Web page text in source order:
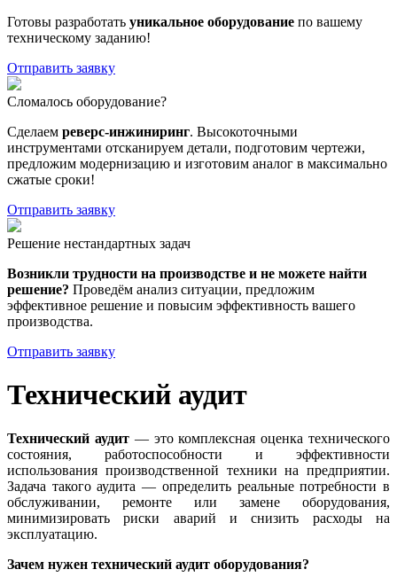
Готовы разработать уникальное оборудование по вашему
техническому заданию!
Отправить заявку
Сломалось оборудование?
Сделаем реверс-инжиниринг. Высокоточными
инструментами отсканируем детали, подготовим чертежи,
предложим модернизацию и изготовим аналог в максимально
сжатые сроки!
Отправить заявку
Решение нестандартных задач
Возникли трудности на производстве и не можете найти
решение? Проведём анализ ситуации, предложим
эффективное решение и повысим эффективность вашего
производства.
Отправить заявку
Технический аудит
Технический аудит— это комплексная оценка технического
состояния, работоспособности и эффективности
использования производственной техники на предприятии.
Задача такого аудита — определить реальные потребности в
обслуживании, ремонте или замене оборудования,
минимизировать риски аварий и снизить расходы на
эксплуатацию.
Зачем нужен технический аудит оборудования?